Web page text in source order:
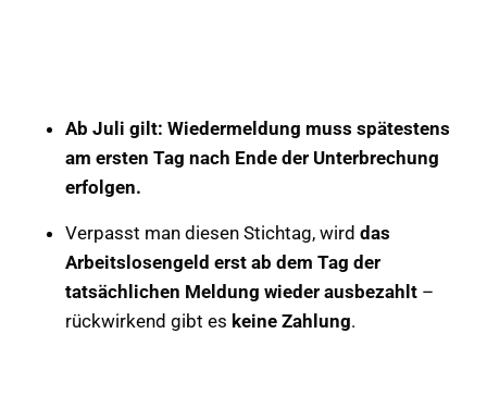
Ab Juli gilt: Wiedermeldung muss spätestens
am ersten Tag nach Ende der Unterbrechung
erfolgen.
Verpasst man diesen Stichtag, wird das
Arbeitslosengeld erst ab dem Tag der
tatsächlichen Meldung wieder ausbezahlt –
rückwirkend gibt es keine Zahlung.